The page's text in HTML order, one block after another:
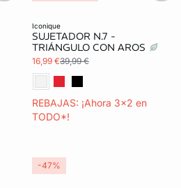
iconique
SUJETADOR N.7 -
TRIÁNGULO CON AROS
16,99 €39,99 €
REBAJAS: ¡Ahora 3x2 en
TODO*!
-47%